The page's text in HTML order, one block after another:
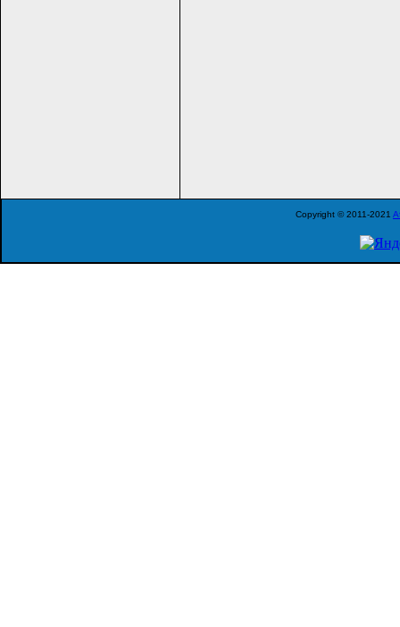
Copyright © 2011-2021